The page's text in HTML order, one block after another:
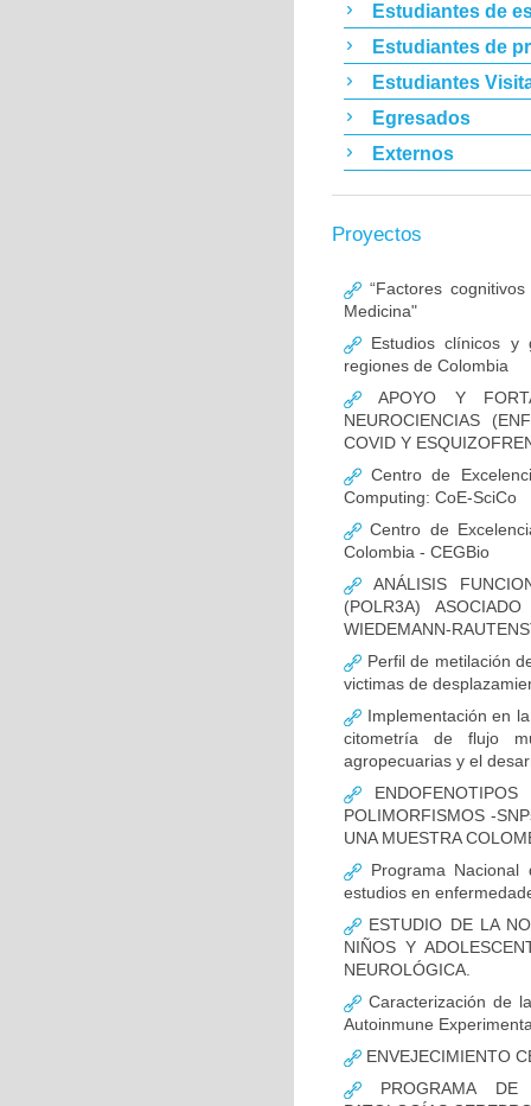
Estudiantes de
Estudiantes de
Estudiantes
Egresados
Externos
Proyectos
“Factores
Medicina"
Estudios clínicos y
regiones de Colombia
APOYO Y
NEUROCIENCIAS
COVID Y
Centro de
Computing: CoE-SciCo
Centro de
Colombia - CEGBio
ANÁLISIS
(POLR3A)
WIEDEMANN-
Perfil de metilación
victimas de
Implementación en
citometría de flujo
agropecuarias y el
POLIMORFISMOS -
UNA MUESTRA
Programa Nacional
estudios en
ESTUDIO DE LA
NIÑOS Y
NEUROLÓGICA.
Caracterización de
Autoinmune
ENVEJECIMIENTO
PROGRAMA DE